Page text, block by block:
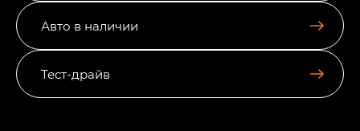
Авто в наличии
Тест-драйв